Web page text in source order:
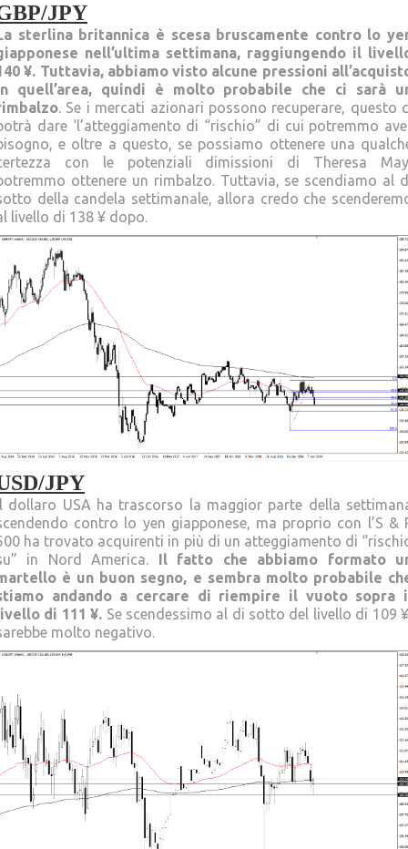
JPY
sterlina britannica è scesa bruscamente contro lo
nell’ultima settimana, raggiungendo il
¥. Tuttavia, abbiamo visto alcune pressioni
quell’area, quindi è molto probabile che ci sarà
. Se i mercati azionari possono recuperare, questo
dare ‘l’atteggiamento di “rischio” di cui potremmo
e oltre a questo, se possiamo ottenere una
con le potenziali dimissioni di Theresa
ottenere un rimbalzo. Tuttavia, se scendiamo al
della candela settimanale, allora credo che
livello di 138 ¥ dopo.
JPY
dollaro USA ha trascorso la maggior parte della
contro lo yen giapponese, ma proprio con l’S &
ha trovato acquirenti in più di un atteggiamento di
in Nord America. Il fatto che abbiamo formato
è un buon segno, e sembra molto probabile
andando a cercare di riempire il vuoto sopra
di 111 ¥. Se scendessimo al di sotto del livello di 109
molto negativo.